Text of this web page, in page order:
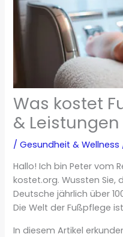
Was kostet
&
/Gesundheit & Wellness
Hallo! Ich bin Peter vom
kostet.org. Wussten
Deutsche jährlich über
Die Welt der Fußpflege
In diesem Artikel